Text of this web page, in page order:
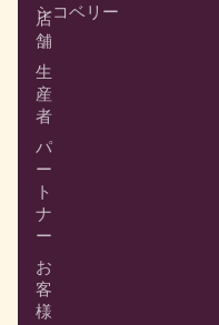
店
舗
生
産
者
パ
ー
ト
ナ
ー
お
客
様
シコベリー